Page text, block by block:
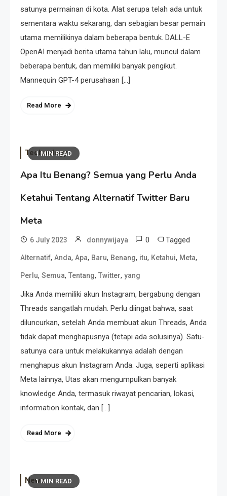
satunya permainan di kota. Alat serupa telah ada untuk
sementara waktu sekarang, dan sebagian besar pemain
utama memilikinya dalam beberapa bentuk. DALL-E
OpenAI menjadi berita utama tahun lalu, muncul dalam
beberapa bentuk, dan memiliki banyak pengikut.
Mannequin GPT-4 perusahaan […]
Read More
1 MIN READ
Technology
Apa Itu Benang? Semua yang Perlu Anda
Ketahui Tentang Alternatif Twitter Baru
Meta
6 July 2023 donnywijaya 0 Tagged
Alternatif, Anda, Apa, Baru, Benang, itu, Ketahui, Meta,
Perlu, Semua, Tentang, Twitter, yang
Jika Anda memiliki akun Instagram, bergabung dengan
Threads sangatlah mudah. Perlu diingat bahwa, saat
diluncurkan, setelah Anda membuat akun Threads, Anda
tidak dapat menghapusnya (tetapi ada solusinya). Satu-
satunya cara untuk melakukannya adalah dengan
menghapus akun Instagram Anda. Juga, seperti aplikasi
Meta lainnya, Utas akan mengumpulkan banyak
knowledge Anda, termasuk riwayat pencarian, lokasi,
information kontak, dan […]
Read More
1 MIN READ
News